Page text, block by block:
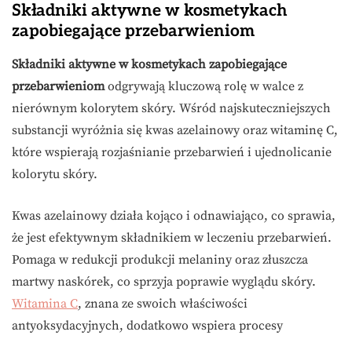
Składniki aktywne w kosmetykach
zapobiegające przebarwieniom
Składniki aktywne w kosmetykach zapobiegające
przebarwieniomodgrywają kluczową rolę w walce z
nierównym kolorytem skóry. Wśród najskuteczniejszych
substancji wyróżnia się kwas azelainowy oraz witaminę C,
które wspierają rozjaśnianie przebarwień i ujednolicanie
kolorytu skóry.
Kwas azelainowy działa kojąco i odnawiająco, co sprawia,
że jest efektywnym składnikiem w leczeniu przebarwień.
Pomaga w redukcji produkcji melaniny oraz złuszcza
martwy naskórek, co sprzyja poprawie wyglądu skóry.
Witamina C, znana ze swoich właściwości
antyoksydacyjnych, dodatkowo wspiera procesy